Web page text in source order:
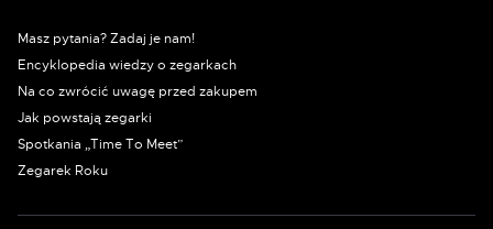
Masz pytania? Zadaj je nam!
Encyklopedia wiedzy o zegarkach
Na co zwrócić uwagę przed zakupem
Jak powstają zegarki
Spotkania „Time To Meet”
Zegarek Roku